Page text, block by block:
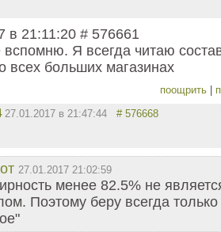
в 21:11:20 # 576661
вспомню. Я всегда читаю
всех больших магазинах
поощрить
27.01.2017 в 21:47:44 # 576668
от 27.01.2017 21:02:59
менее 82.5% не
Поэтому беру всегда только